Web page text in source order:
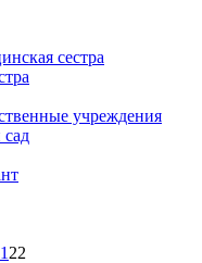
сестра
учреждения
сад
22